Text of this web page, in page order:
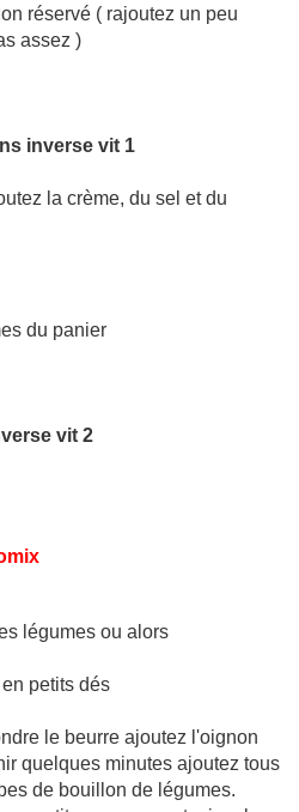
réservé ( rajoutez un peu
assez )
inverse vit 1
la crème, du sel et du
du panier
vit 2
légumes ou alors
petits dés
le beurre ajoutez l'oignon
quelques minutes ajoutez tous
de bouillon de légumes.